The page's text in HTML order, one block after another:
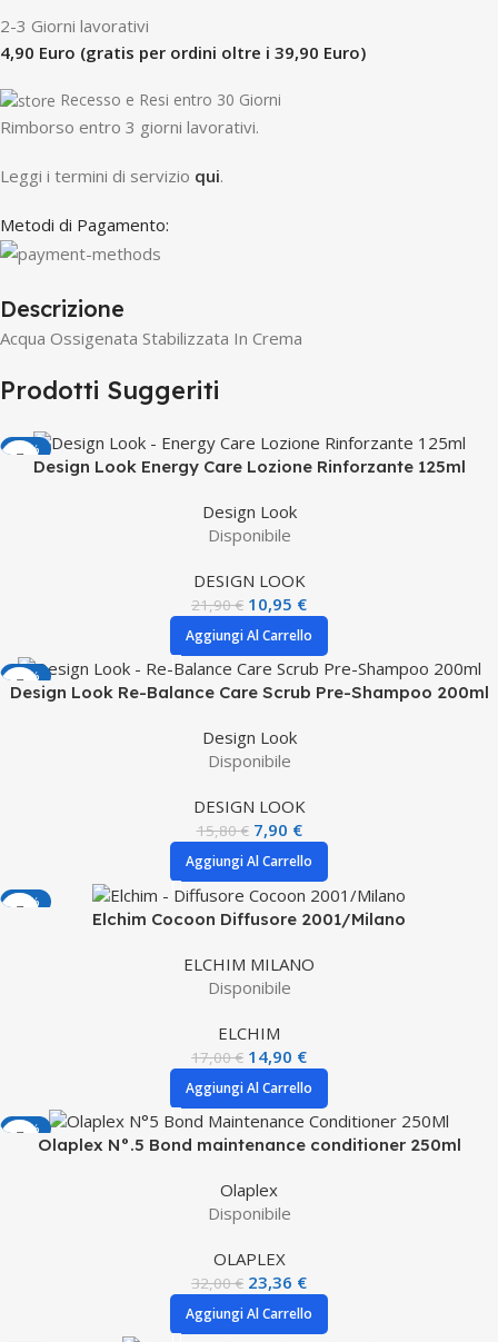
2-3 Giorni lavorativi
4,90 Euro (gratis per ordini oltre i 39,90 Euro)
Recesso e Resi entro 30 Giorni
Rimborso entro 3 giorni lavorativi.
Leggi i termini di servizio qui.
Metodi di Pagamento:
Descrizione
Acqua Ossigenata Stabilizzata In Crema
Prodotti Suggeriti
-50%
Design Look Energy Care Lozione Rinforzante 125ml
Design Look
Disponibile
DESIGN LOOK
21,90€ 10,95 €
Aggiungi Al Carrello
-50%
Design Look Re-Balance Care Scrub Pre-Shampoo 200ml
Design Look
Disponibile
DESIGN LOOK
15,80€ 7,90 €
Aggiungi Al Carrello
-12%
Elchim Cocoon Diffusore 2001/Milano
ELCHIM MILANO
Disponibile
ELCHIM
17,00€ 14,90 €
Aggiungi Al Carrello
-27%
Olaplex N°.5 Bond maintenance conditioner 250ml
Olaplex
Disponibile
OLAPLEX
32,00€ 23,36 €
Aggiungi Al Carrello